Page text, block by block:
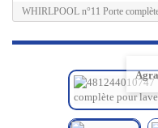
WHIRLPOOL n°11 Porte